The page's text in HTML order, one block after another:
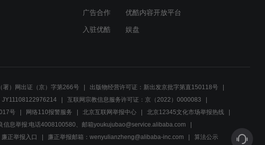
延安盛大婚礼，他们的爱情
05:38
洪泰智斗敌军，冷静筹划不
轻易牺牲
广告合作 优酷内容开放平台
入驻优酷 娱盘
署）网出证（京）字第266号
出版物经营许可证：新出发京批字第直150118号
JY11108122976214
互联网宗教信息服务许可证：京（2022）0000083
号 网络110报警服务 北京互联网举报中心
北京12345文化市场举报热线
信息举报:电话4008100580、邮箱youkujubao@service.alibaba.com
廉正举报入口 廉正举报邮箱：wenyulianzheng@alibaba-inc.com 算法公示